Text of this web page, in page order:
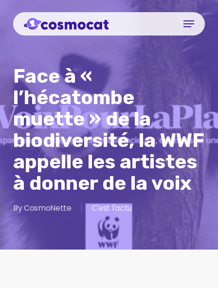
main
Menu
Face à «
l’hécatombe
muette » de la
biodiversité, la WWF
appelle les artistes
à donner de la voix
ByCosmoNette C'est l'actu
Close